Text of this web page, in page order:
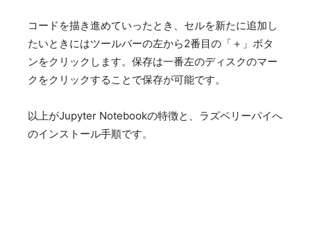
コードを描き進めていったとき、セルを新たに追加し
たいときにはツールバーの左から2番目の「＋」ボタ
ンをクリックします。保存は一番左のディスクのマー
クをクリックすることで保存が可能です。
以上がJupyter Notebookの特徴と、ラズベリーパイへ
のインストール手順です。